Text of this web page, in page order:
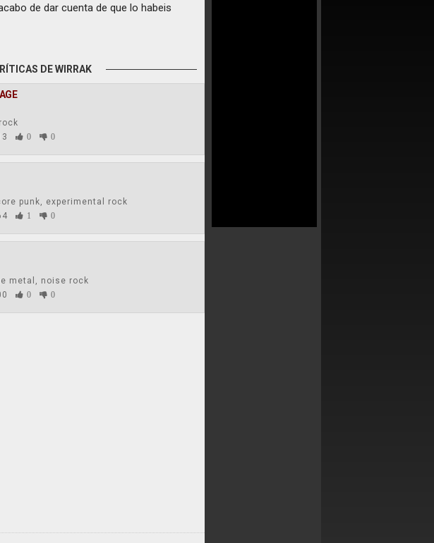
de dar cuenta de que lo habeis
DE WIRRAK
0 0
punk, experimental rock
1 0
metal, noise rock
0 0